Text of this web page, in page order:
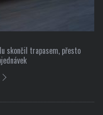
si najít nové přátele